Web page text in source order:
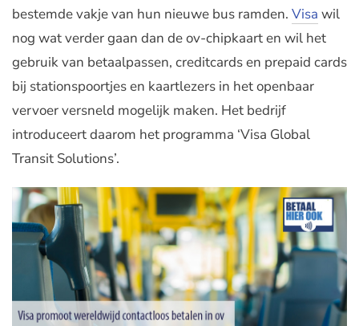
bestemde vakje van hun nieuwe bus ramden. Visa wil
nog wat verder gaan dan de ov-chipkaart en wil het
gebruik van betaalpassen, creditcards en prepaid cards
bij stationspoortjes en kaartlezers in het openbaar
vervoer versneld mogelijk maken. Het bedrijf
introduceert daarom het programma ‘Visa Global
Transit Solutions’.